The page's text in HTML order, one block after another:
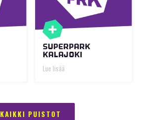
SUPERPARK
KALAJOKI
Lue lisää
KAIKKI PUISTOT